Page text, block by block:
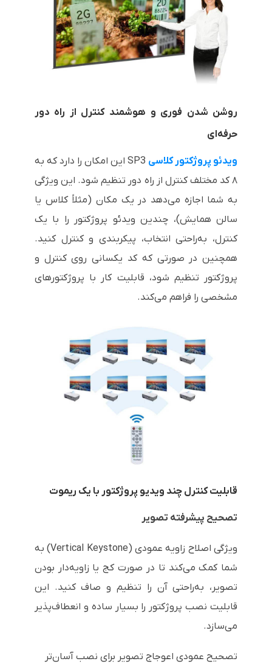
روشن شدن فوری و هوشمند کنترل از راه دور
حرفه‌ای
ویدئو پروژکتور کلاسی
SP3 این امکان را دارد که به
۸ کد مختلف کنترل از راه دور تنظیم شود. این ویژگی
به شما اجازه می‌دهد در یک مکان (مثلاً کلاس یا
سالن همایش)، چندین ویدئو پروژکتور را با یک
کنترل، به‌راحتی انتخاب، پیکربندی و کنترل کنید.
همچنین در صورتی که کد یکسانی روی کنترل و
پروژکتور تنظیم شود، قابلیت کار با پروژکتورهای
مشخصی را فراهم می‌کند.
قابلیت کنترل چند ویدیو پروژکتور با یک ریموت
تصحیح پیشرفته تصویر
ویژگی اصلاح زاویه عمودی (Vertical Keystone) به
شما کمک می‌کند تا در صورت کج یا زاویه‌دار بودن
تصویر، به‌راحتی آن را تنظیم و صاف کنید. این
قابلیت نصب پروژکتور را بسیار ساده و انعطاف‌پذیر
می‌سازد.
تصحیح عمودی اعوجاج تصویر برای نصب آسان‌تر